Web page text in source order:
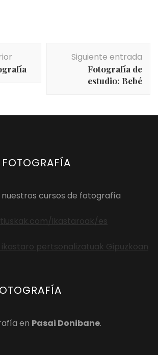
Siguiente entrada
Fotografía de
estudio: Bebé
cursos de fotografía
ikastaroak/es
en Pasai Donibane.